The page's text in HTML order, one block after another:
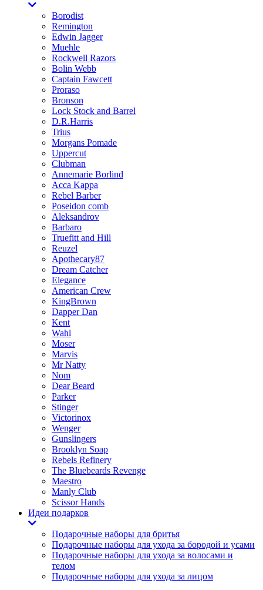
Borodist
Remington
Edwin Jagger
Muehle
Rockwell Razors
Bolin Webb
Captain Fawcett
Proraso
Bronson
Lock Stock and Barrel
D.R.Harris
Trius
Morgans Pomade
Uppercut
Clubman
Annemarie Borlind
Acca Kappa
Rebel Barber
Poseidon comb
Aleksandrov
Barbaro
Truefitt and Hill
Reuzel
Apothecary87
Dream Catcher
Elegance
American Crew
KingBrown
Dapper Dan
Kent
Wahl
Moser
Marvis
Mr Natty
Nom
Dear Beard
Parker
Stinger
Victorinox
Wenger
Gunslingers
Brooklyn Soap
Rebels Refinery
The Bluebeards Revenge
Maestro
Manly Club
Scissor Hands
Идеи подарков
Подарочные наборы для бритья
Подарочные наборы для ухода за бородой и усами
Подарочные наборы для ухода за волосами и
телом
Подарочные наборы для ухода за лицом